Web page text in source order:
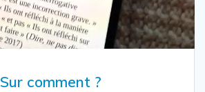
Sur comment ?